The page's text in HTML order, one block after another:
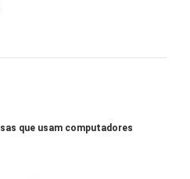
que usam computadores